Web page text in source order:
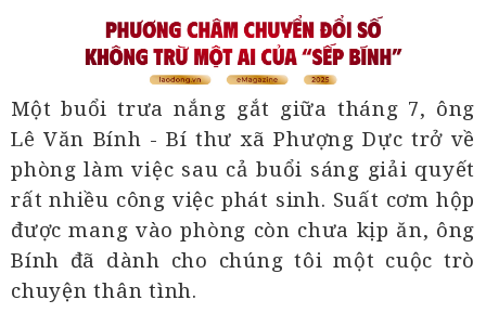
Một buổi trưa nắng gắt giữa tháng 7, ông
Lê Văn Bính - Bí thư xã Phượng Dực trở về
phòng làm việc sau cả buổi sáng giải quyết
rất nhiều công việc phát sinh. Suất cơm hộp
được mang vào phòng còn chưa kịp ăn, ông
Bính đã dành cho chúng tôi một cuộc trò
chuyện thân tình.